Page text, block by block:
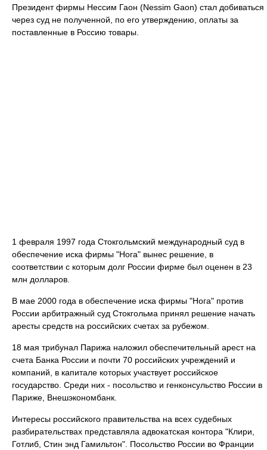
Президент фирмы Нессим Гаон (Nessim Gaon) стал добиваться
через суд не полученной, по его утверждению, оплаты за
поставленные в Россию товары.
1 февраля 1997 года Стокгольмский международный суд в
обеспечение иска фирмы "Нога" вынес решение, в
соответствии с которым долг России фирме был оценен в 23
млн долларов.
В мае 2000 года в обеспечение иска фирмы "Нога" против
России арбитражный суд Стокгольма принял решение начать
аресты средств на российских счетах за рубежом.
18 мая трибунал Парижа наложил обеспечительный арест на
счета Банка России и почти 70 российских учреждений и
компаний, в капитале которых участвует российское
государство. Среди них - посольство и генконсульство России в
Париже, Внешэкономбанк.
Интересы российского правительства на всех судебных
разбирательствах представляла адвокатская контора "Клири,
Готлиб, Стин энд Гамильтон". Посольство России во Франции